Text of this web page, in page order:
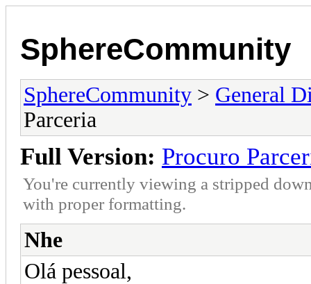
SphereCommunity
SphereCommunity > General
Parceria
Full Version: Procuro
You're currently viewing a stripped
with proper formatting.
Nhe
Olá pessoal,